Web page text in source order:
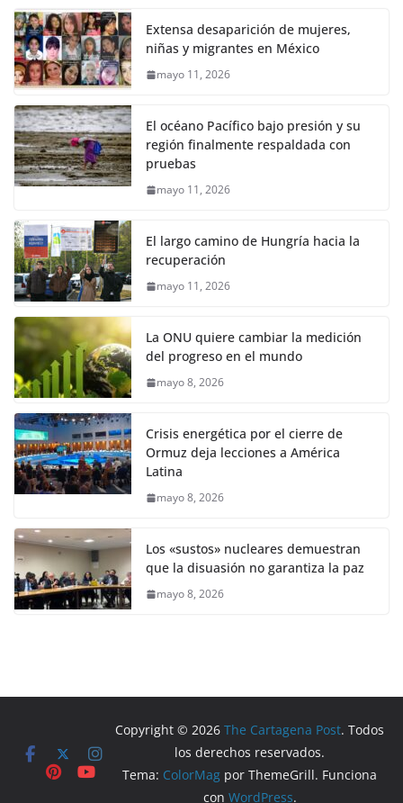
Extensa desaparición de mujeres,
niñas y migrantes en México
mayo 11, 2026
El océano Pacífico bajo presión y su
región finalmente respaldada con
pruebas
mayo 11, 2026
El largo camino de Hungría hacia la
recuperación
mayo 11, 2026
La ONU quiere cambiar la medición
del progreso en el mundo
mayo 8, 2026
Crisis energética por el cierre de
Ormuz deja lecciones a América
Latina
mayo 8, 2026
Los «sustos» nucleares demuestran
que la disuasión no garantiza la paz
mayo 8, 2026
Copyright © 2026The Cartagena Post. Todos
los derechos reservados.
Tema: ColorMag por ThemeGrill. Funciona
con WordPress.